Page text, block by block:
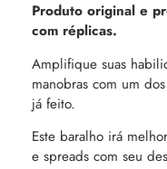
Produto original e
com réplicas.
Amplifique suas
manobras com um
já feito.
Este baralho irá
e spreads com seu